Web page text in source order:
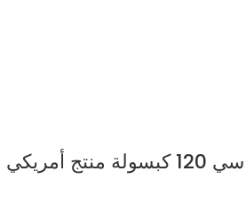
كولاجين + فيتامين سي 120 كبسولة منتج أمريكي